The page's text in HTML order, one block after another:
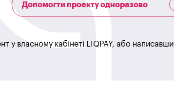
Допомогти проекту одноразово
у власному кабінеті LIQPAY, або написавши